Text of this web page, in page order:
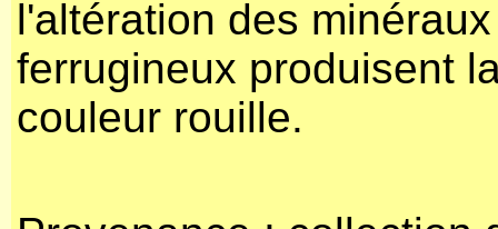
l'altération des minéraux
ferrugineux produisent
couleur rouille.